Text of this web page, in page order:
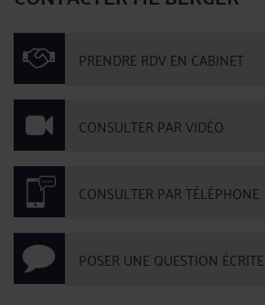
PRENDRE RDV EN CABINET
CONSULTER PAR VIDÉO
CONSULTER PAR TÉLÉPHONE
POSER UNE QUESTION ÉCRITE